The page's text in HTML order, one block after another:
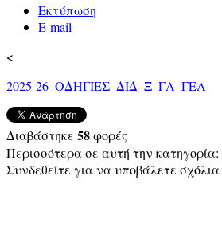
Εκτύπωση
E-mail
<
2025-26_ΟΔΗΓΙΕΣ_ΔΙΔ_Ξ_ΓΛ_ΓΕΛ
Διαβάστηκε 58φορές
Περισσότερα σε αυτή την κατηγορία:
Συνδεθείτε για να υποβάλετε σχόλια